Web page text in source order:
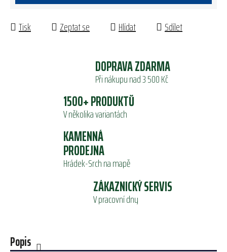
Tisk Zeptat se Hlídat Sdílet
DOPRAVA ZDARMA
Při nákupu nad 3 500 Kč
1500+ PRODUKTŮ
V několika variantách
KAMENNÁ
PRODEJNA
Hrádek-Srch na mapě
ZÁKAZNICKÝ SERVIS
V pracovní dny
Popis